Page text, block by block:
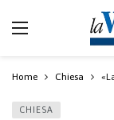
Home Chiesa
CHIESA